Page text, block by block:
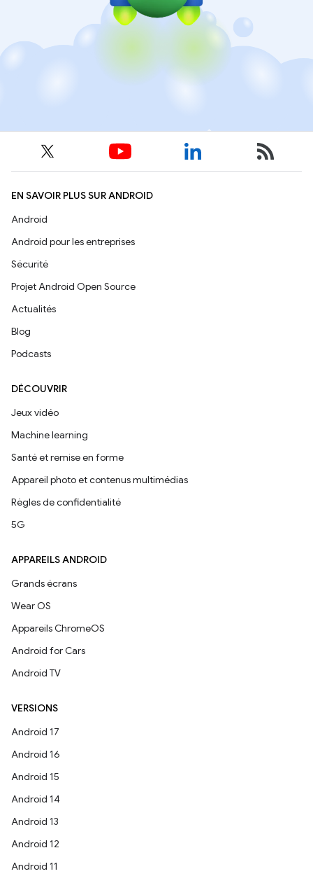
EN SAVOIR PLUS SUR ANDROID
Android
Android pour les entreprises
Sécurité
Projet Android Open Source
Actualités
Blog
Podcasts
DÉCOUVRIR
Jeux vidéo
Machine learning
Santé et remise en forme
Appareil photo et contenus multimédias
Règles de confidentialité
5G
APPAREILS ANDROID
Grands écrans
Wear OS
Appareils ChromeOS
Android for Cars
Android TV
VERSIONS
Android 17
Android 16
Android 15
Android 14
Android 13
Android 12
Android 11